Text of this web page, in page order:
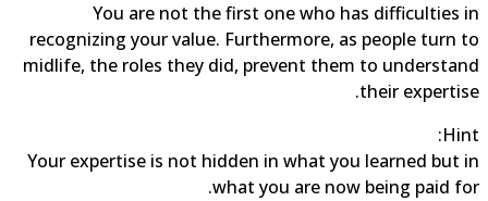
You are not the first one who has difficulties
recognizing your value. Furthermore, as people turn
midlife, the roles they did, prevent them to
their
Your expertise is not hidden in what you learned but
what you are now being paid